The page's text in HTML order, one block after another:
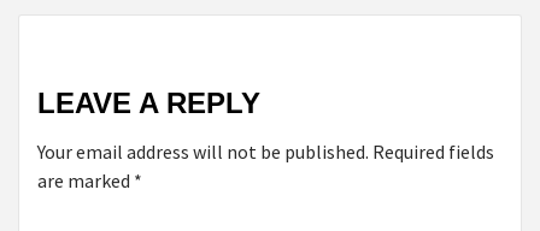
LEAVE A REPLY
Your email address will not be published. Required fields
are marked *